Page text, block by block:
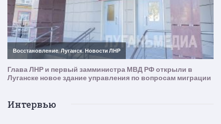
Интервью